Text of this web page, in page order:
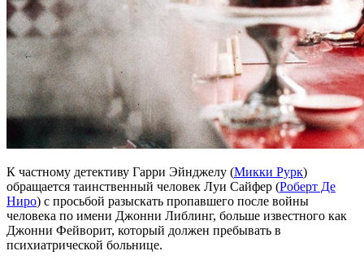
К частному детективу Гарри Эйнджелу (Микки Рурк)
обращается таинственный человек Луи Сайфер (Роберт Де
Ниро) с просьбой разыскать пропавшего после войны
человека по имени Джонни Либлинг, больше известного как
Джонни Фейворит, который должен пребывать в
психиатрической больнице.